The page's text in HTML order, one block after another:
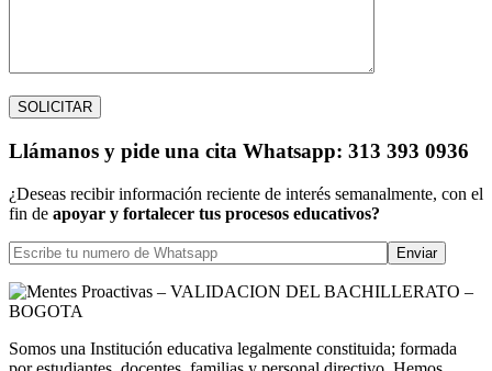
Llámanos y pide una cita Whatsapp: 313 393 0936
¿Deseas recibir información reciente de interés semanalmente, con el
fin de apoyar y fortalecer tus procesos educativos?
Somos una Institución educativa legalmente constituida; formada